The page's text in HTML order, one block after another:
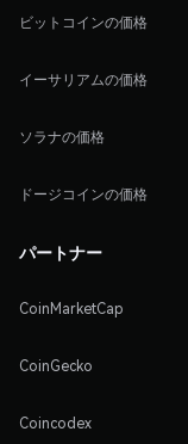
ビットコインの価格
イーサリアムの価格
ソラナの価格
ドージコインの価格
パートナー
CoinMarketCap
CoinGecko
Coincodex